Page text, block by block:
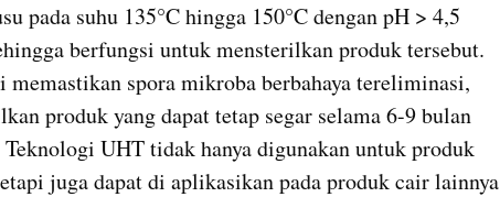
pada suhu 135°C hingga 150°C dengan pH > 4,5
berfungsi untuk mensterilkan produk tersebut.
memastikan spora mikroba berbahaya tereliminasi,
produk yang dapat tetap segar selama 6-9 bulan
UHT tidak hanya digunakan untuk produk
juga dapat di aplikasikan pada produk cair lainnya